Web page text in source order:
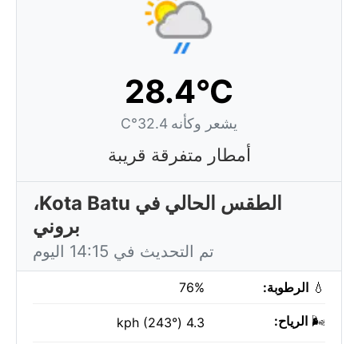
28.4°C
يشعر وكأنه 32.4°C
أمطار متفرقة قريبة
الطقس الحالي في Kota Batu،
بروني
تم التحديث في 14:15 اليوم
💧 الرطوبة: 76%
🌬️ الرياح: 4.3 kph (243°)